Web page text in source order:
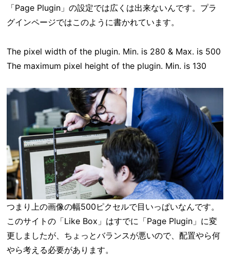
「Page Plugin」の設定では広くは出来ないんです。プラ
グインページではこのように書かれています。
The pixel width of the plugin. Min. is 280 & Max. is 500
The maximum pixel height of the plugin. Min. is 130
つまり上の画像の幅500ピクセルで目いっぱいなんです。
このサイトの「Like Box」はすでに「Page Plugin」に変
更しましたが、ちょっとバランスが悪いので、配置やら何
やら考える必要があります。